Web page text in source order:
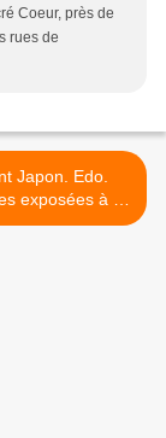
Coeur, près de
rues de
Japon. Edo.
exposées à la
Haramise.